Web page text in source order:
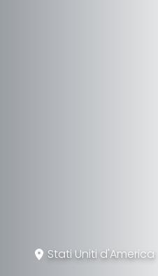
Stati Uniti d'America